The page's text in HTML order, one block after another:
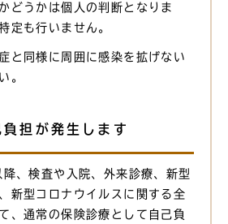
どうかは個人の判断となりま
定も行いません。
と同様に周囲に感染を拡げない
。
負担が発生します
、検査や入院、外来診療、新型
新型コロナウイルスに関する全
、通常の保険診療として自己負